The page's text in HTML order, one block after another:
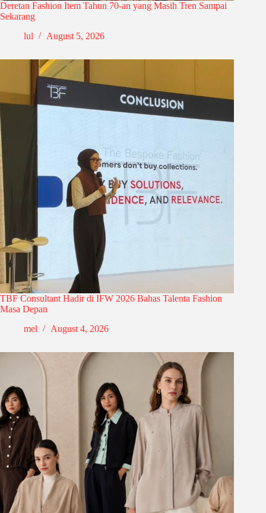
Deretan Fashion Item Tahun 70-an yang Masih Tren Sampai
Sekarang
lul
August 5, 2026
TBF Consultant Hadir di IFW 2026 Bahas Talenta Fashion
Masa Depan
mel
August 4, 2026